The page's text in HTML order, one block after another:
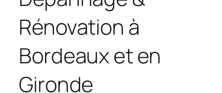
Rénovation à
Bordeaux et en
Gironde